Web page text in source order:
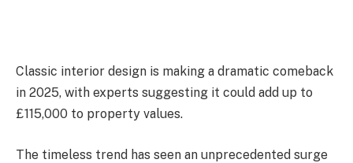
Classic interior design is making a dramatic comeback
in 2025, with experts suggesting it could add up to
£115,000 to property values.
The timeless trend has seen an unprecedented surge